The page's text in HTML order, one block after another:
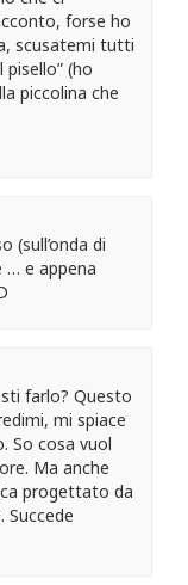
forse ho
scusatemi tutti
(ho
piccolina che
(sull’onda di
… e appena
farlo? Questo
mi spiace
So cosa vuol
Ma anche
progettato da